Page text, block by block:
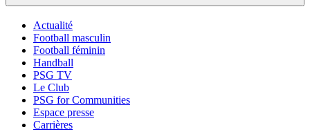
Actualité
Football masculin
Football féminin
Handball
PSG TV
Le Club
PSG for Communities
Espace presse
Carrières